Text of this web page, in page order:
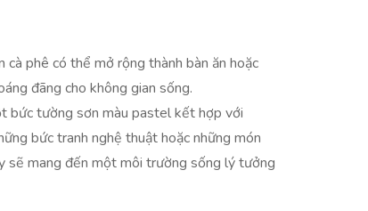
phê có thể mở rộng thành bàn ăn hoặc
đãng cho không gian sống.
bức tường sơn màu pastel kết hợp với
bức tranh nghệ thuật hoặc những món
sẽ mang đến một môi trường sống lý tưởng